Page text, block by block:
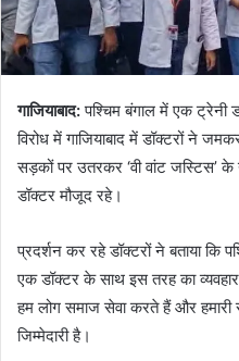
गाजियाबाद:पश्चिम बंगाल में एक ट्रेनी
विरोध में गाजियाबाद में डॉक्टरों ने
सड़कों पर उतरकर ‘वी वांट जस्टिस’ के
डॉक्टर मौजूद रहे।
प्रदर्शन कर रहे डॉक्टरों ने बताया कि
एक डॉक्टर के साथ इस तरह का व्यवहार
हम लोग समाज सेवा करते हैं और हमारी
जिम्मेदारी है।